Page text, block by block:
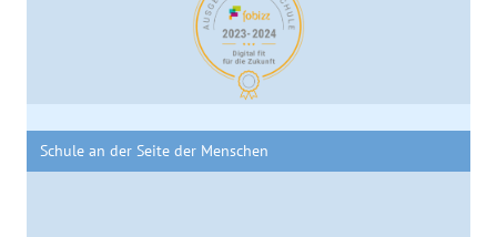
Schule an der Seite der Menschen